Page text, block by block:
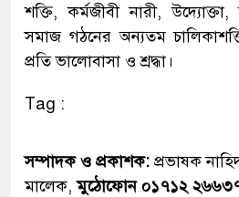
শক্তি, কর্মজীবী নারী, উদ্যোক্তা,
সমাজ গঠনের অন্যতম
প্রতি ভালোবাসা ও শ্রদ্ধা।
Tag :
সম্পাদক ও প্রকাশক: প্রভাষক
মালেক,মুঠোফোন ০১৭১২